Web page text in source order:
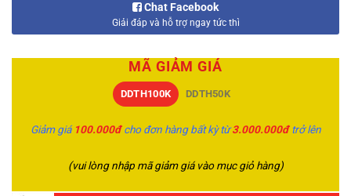
Chat Facebook
Giải đáp và hỗ trợ ngay tức thì
MÃ GIẢM GIÁ
DDTH100K DDTH50K
Giảm giá 100.000đcho đơn hàng bất kỳ từ3.000.000đ trở lên
(vui lòng nhập mã giảm giá vào mục giỏ hàng)